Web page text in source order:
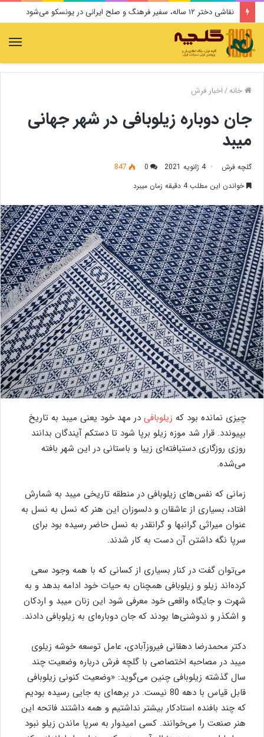
نقاشی دختر ۱۲ ساله، سفیر فرهنگ و صلح ایرانی در یونسکو می‌شود
خانه/اخبار فرش
جان دوباره زیلوبافی در شهر جهانی
میبد
گلچه فرش 4 ژانویه 2021 0
847
خواندن این مطلب 4 دقیقه زمان میبرد
چیزی نمانده بود که زیلوبافی در مهد خود یعنی میبد به تاریخ
بپیوندد. قرار شد موزه زیلو برپا شود تا دستکم آیندگان بدانند
روزی روزگاری دستبافته‌ای زیبا و باستانی در این شهر بافته
می‌شده.
زمانی که نفس‌های زیلوبافی در منطقه تاریخی میبد به شمارش
افتاد، بسیاری از عاشقان و دلسوزان این هنر که نسل به نسل به
عنوان میراثی گرانبها و گرانقدر به نسل حاضر رسیده بود برای
سرپا نگه داشتن آن دست به کار شدند.
می‌توان گفت در کنار بسیاری از کسانی که با همه وجود سعی
کرده‌اند زیلو و زیلوبافی همچنان به حیات خود ادامه بدهد و به
شهرت و جایگاه واقعی خود معرفی شود این زنان میبد و اردکان
و اشکذر و ندوشنی‌ها بودند که جان دوباره‌ای به زیلوبافی دادند.
دکتر محمدرضا دهقانی فیروزآبادی، عامل توسعه خوشه زیلوی
میبد در مصاحبه اختصاصی با گلچه فرش درباره وضعیت چند
سال گذشته زیلوبافی چنین می‌گوید: «وضعیت کنونی زیلوبافی
قابل قیاس با دهه 80 نیست. در برهه‌ای به جایی رسیده بودیم
که چند بافنده استادکار بیشتر نداشتیم و همه داشتند فاتحه این
هنر صنعت را می‌خوانند. کسی امیدوار به سرپا ماندن زیلو نبود